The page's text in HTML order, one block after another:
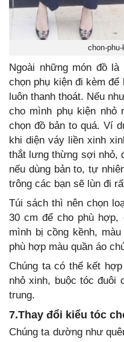
chon-
Ngoài những món đồ
chọn phụ kiện đi kèm
luôn thanh thoát. Nếu
cho mình phụ kiện nhỏ
chọn đồ bản to quá. Ví
khi diện váy liền xinh
thắt lưng thừng sợi nhỏ,
nếu dùng bản to, tự
trông các bạn sẽ lùn đi
Túi sách thì nên chọn
30 cm để cho phù hợp,
mình bị cồng kềnh,
phù hợp màu quần áo
Chúng ta có thể kết
nhỏ xinh, buộc tóc đuôi
trung.
7.Thay đổi kiểu tóc
Chúng ta dường như